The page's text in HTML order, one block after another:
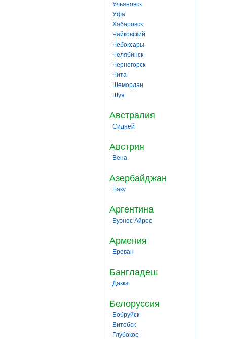
Ульяновск
Уфа
Хабаровск
Чайковский
Чебоксары
Челябинск
Черногорск
Чита
Шемордан
Шуя
Австралия
Сидней
Австрия
Вена
Азербайджан
Баку
Аргентина
Буэнос Айрес
Армения
Ереван
Бангладеш
Дакка
Белоруссия
Бобруйск
Витебск
Глубокое